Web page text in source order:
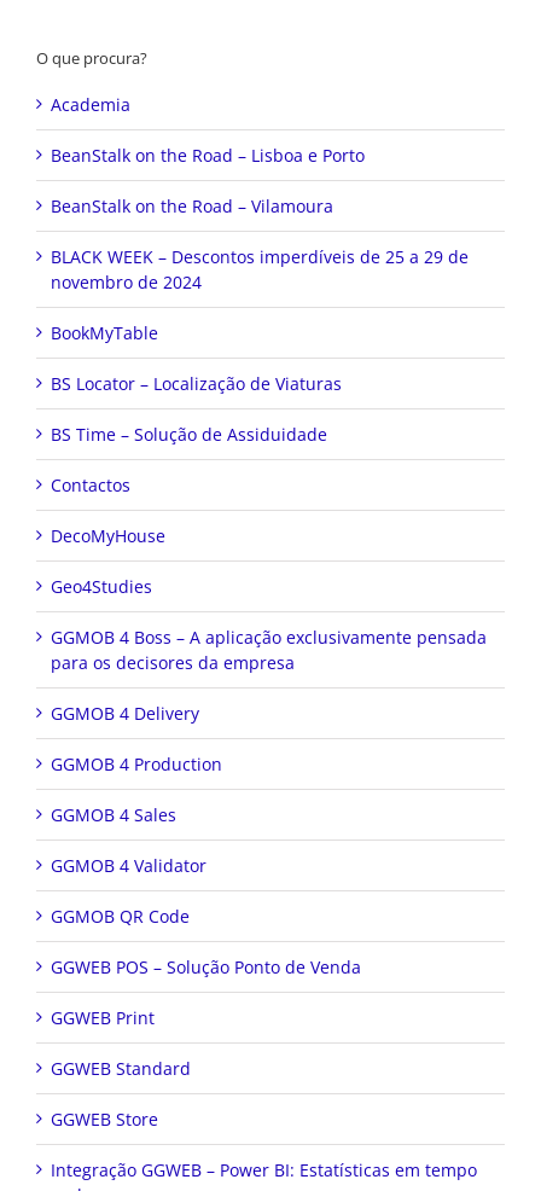
Academia
BeanStalk on the Road – Lisboa e Porto
BeanStalk on the Road – Vilamoura
BLACK WEEK – Descontos imperdíveis de 25 a 29 de
novembro de 2024
BookMyTable
BS Locator – Localização de Viaturas
BS Time – Solução de Assiduidade
Contactos
DecoMyHouse
Geo4Studies
GGMOB 4 Boss – A aplicação exclusivamente pensada
para os decisores da empresa
GGMOB 4 Delivery
GGMOB 4 Production
GGMOB 4 Sales
GGMOB 4 Validator
GGMOB QR Code
GGWEB POS – Solução Ponto de Venda
GGWEB Print
GGWEB Standard
GGWEB Store
Integração GGWEB – Power BI: Estatísticas em tempo
real